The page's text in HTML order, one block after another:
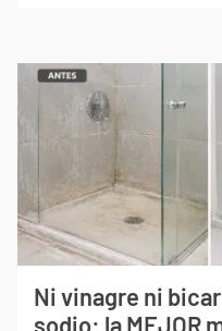
Ni vinagre ni
sodio: la MEJOR